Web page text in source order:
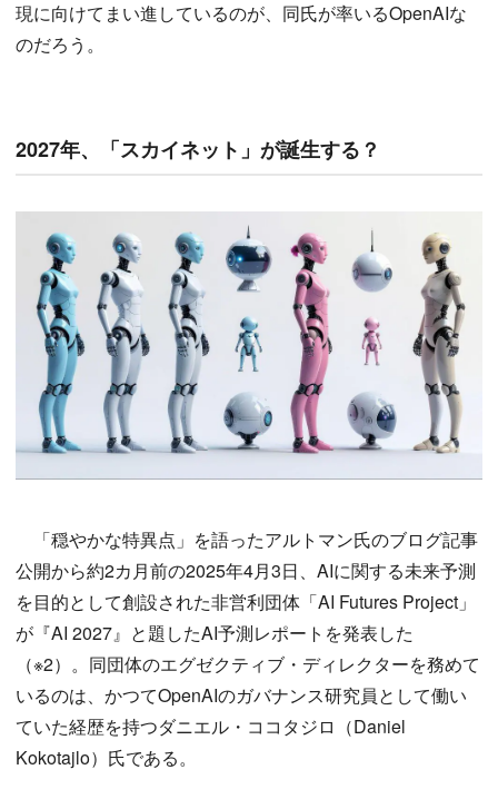
現に向けてまい進しているのが、同氏が率いるOpenAIな
のだろう。
2027年、「スカイネット」が誕生する？
「穏やかな特異点」を語ったアルトマン氏のブログ記事
公開から約2カ月前の2025年4月3日、AIに関する未来予測
を目的として創設された非営利団体「AI Futures Project」
が『AI 2027』と題したAI予測レポートを発表した
（※2）。同団体のエグゼクティブ・ディレクターを務めて
いるのは、かつてOpenAIのガバナンス研究員として働い
ていた経歴を持つダニエル・ココタジロ（Daniel
Kokotajlo）氏である。